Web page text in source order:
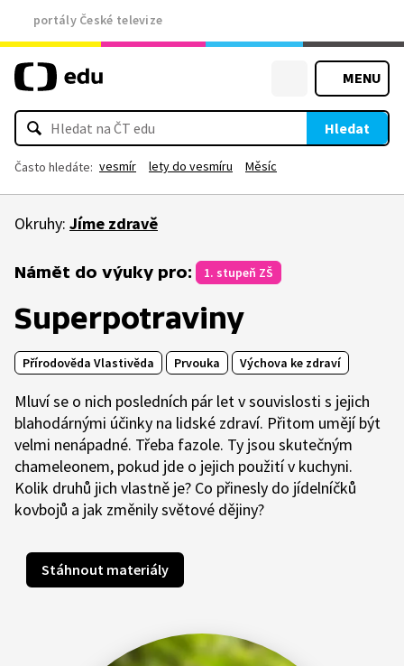
portály České televize
MENU
Hledat
Často hledáte: vesmír lety do vesmíru Měsíc
Okruhy: Jíme zdravě
Námět do výuky pro: 1. stupeň ZŠ
Superpotraviny
Přírodověda Vlastivěda Prvouka Výchova ke zdraví
Mluví se o nich posledních pár let v souvislosti s jejich
blahodárnými účinky na lidské zdraví. Přitom umějí být
velmi nenápadné. Třeba fazole. Ty jsou skutečným
chameleonem, pokud jde o jejich použití v kuchyni.
Kolik druhů jich vlastně je? Co přinesly do jídelníčků
kovbojů a jak změnily světové dějiny?
Stáhnout materiály